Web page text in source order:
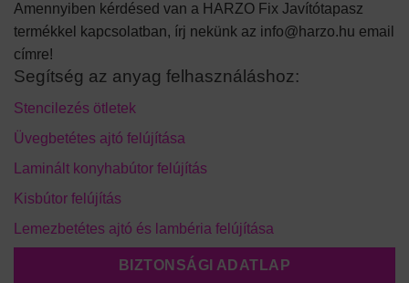
Amennyiben kérdésed van a HARZO Fix Javítótapasz
termékkel kapcsolatban, írj nekünk az info@harzo.hu email
címre!
Segítség az anyag felhasználáshoz:
Stencilezés ötletek
Üvegbetétes ajtó felújítása
Laminált konyhabútor felújítás
Kisbútor felújítás
Lemezbetétes ajtó és lambéria felújítása
BIZTONSÁGI ADATLAP